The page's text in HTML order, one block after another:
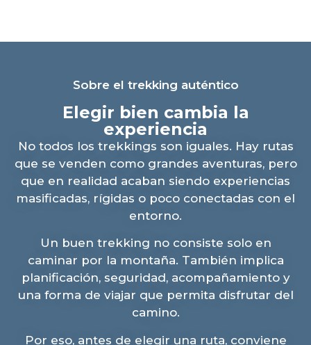
Sobre el trekking auténtico
Elegir bien cambia la
experiencia
No todos los trekkings son iguales. Hay rutas
que se venden como grandes aventuras, pero
que en realidad acaban siendo experiencias
masificadas, rígidas o poco conectadas con el
entorno.
Un buen trekking no consiste solo en
caminar por la montaña. También implica
planificación, seguridad, acompañamiento y
una forma de viajar que permita disfrutar del
camino.
Por eso, antes de elegir una ruta, conviene